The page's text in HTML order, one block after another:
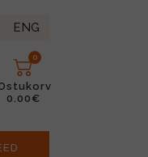
ENG
0
0.00€